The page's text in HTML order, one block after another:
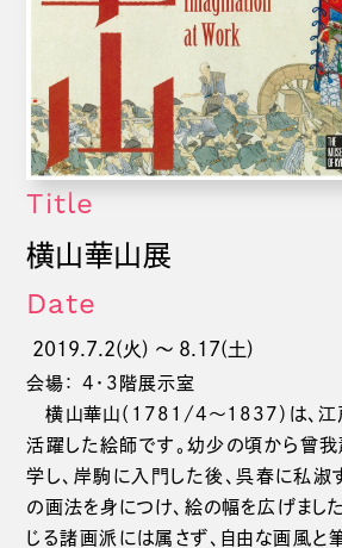
Title
横山華山展
Date
2019.7.2(火) 〜 8.17(土)
会場： 4・3階展示室
横山華山（1781/4～1837）は、江
活躍した絵師です。幼少の頃から曾
学し、岸駒に入門した後、呉春に私淑
の画法を身につけ、絵の幅を広げまし
じる諸画派には属さず、自由な画風と